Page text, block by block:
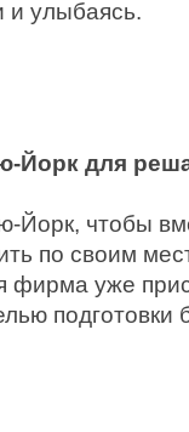
и улыбаясь.
Йорк для
Йорк, чтобы
по своим
фирма уже
подготовки